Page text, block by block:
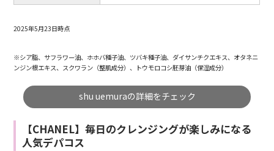
2025年5月23日時点
※シア脂、サフラワー油、ホホバ種子油、ツバキ種子油、ダイサンチクエキス、オタネニ
ンジン根エキス、スクワラン（整肌成分）、トウモロコシ胚芽油（保湿成分）
shu uemuraの詳細をチェック
【CHANEL】毎日のクレンジングが楽しみになる
人気デパコス